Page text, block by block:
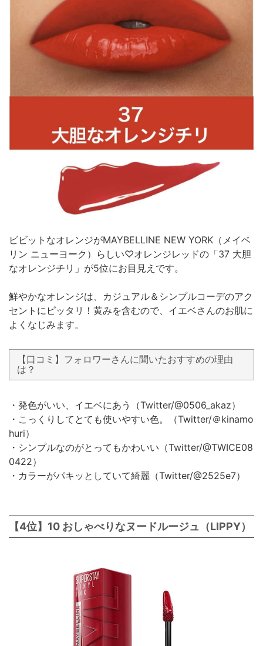
ビビットなオレンジがMAYBELLINE NEW YORK（メイベ
リン ニューヨーク）らしい♡オレンジレッドの「37 大胆
なオレンジチリ」が5位にお目見えです。
鮮やかなオレンジは、カジュアル＆シンプルコーデのアク
セントにピッタリ！黄みを含むので、イエベさんのお肌に
よくなじみます。
【口コミ】フォロワーさんに聞いたおすすめの理由
は？
・発色がいい、イエベにあう（Twitter/@0506_akaz）
・こっくりしてとても使いやすい色。（Twitter/＠kinamo
huri）
・シンプルなのがとってもかわいい（Twitter/@TWICE08
0422）
・カラーがパキッとしていて綺麗（Twitter/@2525e7）
【4位】10 おしゃべりなヌードルージュ（LIPPY）